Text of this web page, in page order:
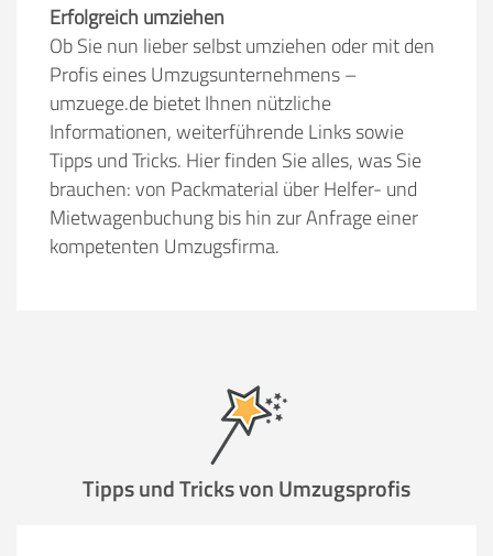
Erfolgreich umziehen
Ob Sie nun lieber selbst umziehen oder mit den
Profis eines Umzugsunternehmens –
umzuege.de bietet Ihnen nützliche
Informationen, weiterführende Links sowie
Tipps und Tricks. Hier finden Sie alles, was Sie
brauchen: von Packmaterial über Helfer- und
Mietwagenbuchung bis hin zur Anfrage einer
kompetenten Umzugsfirma.
Tipps und Tricks von Umzugsprofis